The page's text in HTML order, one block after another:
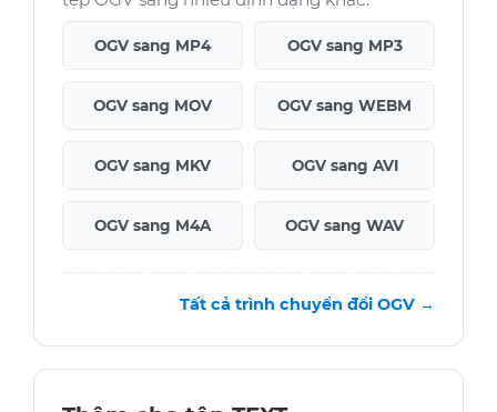
OGV sang MP4 OGV sang MP3
OGV sang MOV OGV sang WEBM
OGV sang MKV OGV sang AVI
OGV sang M4A OGV sang WAV
Tất cả trình chuyển đổi OGV →